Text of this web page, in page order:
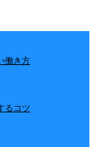
働き方
るコツ